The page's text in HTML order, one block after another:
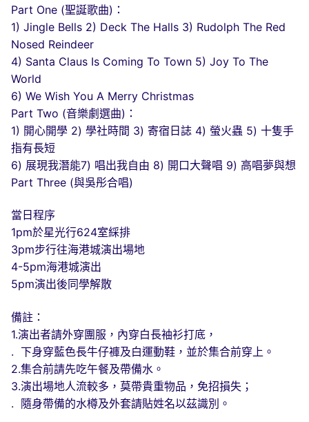
Part One (聖誕歌曲)：
1) Jingle Bells 2) Deck The Halls 3) Rudolph The Red
Nosed Reindeer
4) Santa Claus Is Coming To Town 5) Joy To The
World
6) We Wish You A Merry Christmas
Part Two (音樂劇選曲)：
1) 開心開學 2) 學社時間 3) 寄宿日誌 4) 螢火蟲 5) 十隻手
指有長短
6) 展現我潛能7) 唱出我自由 8) 開口大聲唱 9) 高唱夢與想
Part Three (與吳彤合唱)
當日程序
1pm於星光行624室綵排
3pm步行往海港城演出場地
4-5pm海港城演出
5pm演出後同學解散
備註：
1.演出者請外穿團服，內穿白長袖衫打底，
. 下身穿藍色長牛仔褲及白運動鞋，並於集合前穿上。
2.集合前請先吃午餐及帶備水。
3.演出場地人流較多，莫帶貴重物品，免招損失；
. 隨身帶備的水樽及外套請貼姓名以茲識別。